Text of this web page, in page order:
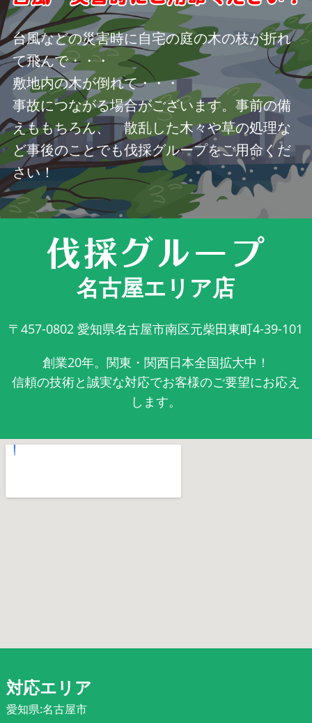
台風などの災害時に自宅の庭の木の枝が折れ
て飛んで・・・
敷地内の木が倒れて・・・
事故につながる場合がございます。事前の備
えももちろん、 散乱した木々や草の処理な
ど事後のことでも伐採グループをご用命くだ
さい！
名古屋エリア店
〒457-0802 愛知県名古屋市南区元柴田東町4-39-101
創業20年。関東・関西日本全国拡大中！
信頼の技術と誠実な対応でお客様のご要望にお応え
します。
対応エリア
愛知県:名古屋市